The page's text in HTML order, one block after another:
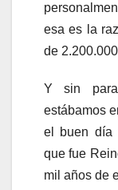
esa es la
de
Y sin
estábamos
el buen día
que fue
mil años de